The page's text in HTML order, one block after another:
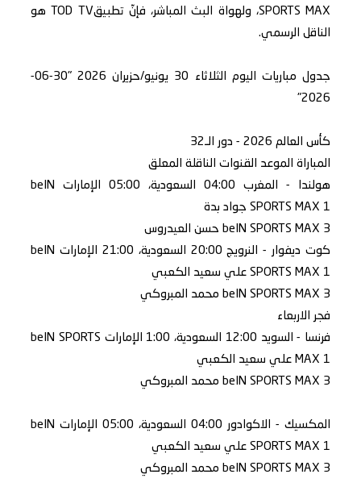
SPORTS MAX، ولهواة البث المباشر، فإنّ تطبيقTOD TV هو
الناقل الرسمي.
جدول مباريات اليوم الثلاثاء 30 يونيو/حزيران 2026 "30-06-
2026"
كأس العالم 2026 - دور الـ32
المباراة الموعد القنوات الناقلة المعلق
هولندا - المغرب 04:00 السعودية، 05:00 الإمارات beIN
SPORTS MAX 1 جواد بدة
beIN SPORTS MAX 3 حسن العيدروس
كوت ديفوار - النرويج 20:00 السعودية، 21:00 الإمارات beIN
SPORTS MAX 1 علي سعيد الكعبي
beIN SPORTS MAX 3 محمد المبروكي
فجر الاربعاء
فرنسا - السويد 12:00 السعودية، 1:00 الإمارات beIN SPORTS
MAX 1 علي سعيد الكعبي
beIN SPORTS MAX 3 محمد المبروكي
المكسيك - الاكوادور 04:00 السعودية، 05:00 الإمارات beIN
SPORTS MAX 1 علي سعيد الكعبي
beIN SPORTS MAX 3 محمد المبروكي